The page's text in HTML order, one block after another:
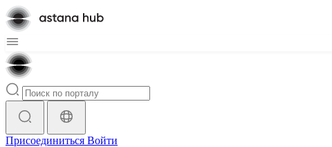
Присоединиться Войти